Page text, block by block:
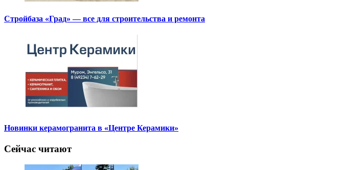
Стройбаза «Град» — все для строительства и ремонта
Новинки керамогранита в «Центре Керамики»
Сейчас читают